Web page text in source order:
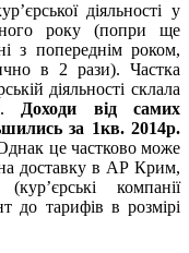
діяльності у
року (попри ще
з попереднім роком,
в 2 рази). Частка
діяльності склала
Доходи від самих
за 1кв. 2014р.
це частково може
на доставку в АР Крим,
компанії
до тарифів в розмірі